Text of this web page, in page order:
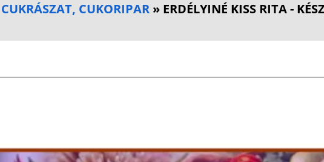
CUKORIPAR » ERDÉLYINÉ KISS RITA -